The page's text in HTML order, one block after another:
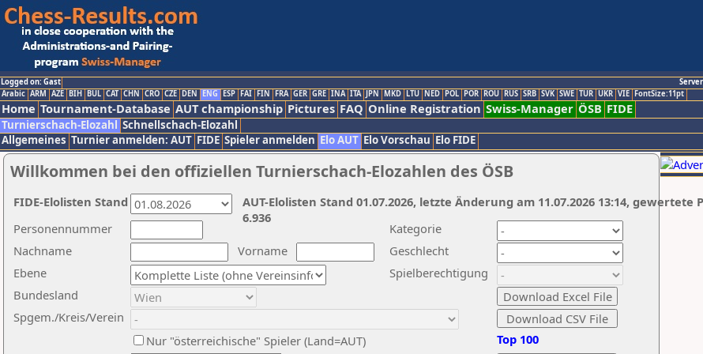
Logged on: Gast
Arabic ARM AZE BIH BUL CAT CHN CRO CZE DEN ENG ESP FAI FIN FRA GER GRE INA ITA JPN MKD LTU NED POL POR ROU RUS SRB SVK SWE TUR UKR VIE FontSize:11pt
Home Tournament-Database AUT championship Pictures FAQ Online Registration Swiss-Manager ÖSB FIDE
Turnierschach-Elozahl Schnellschach-Elozahl
Allgemeines Turnier anmelden: AUT FIDE Spieler anmelden Elo AUT Elo Vorschau Elo FIDE
Willkommen bei den offiziellen Turnierschach-Elozahlen des ÖSB
Nachname
Vorname
Ebene
Kategorie
Personennummer
Bundesland
Spgem./Kreis/Verein
Geschlecht
Nur "österreichische" Spieler (Land=AUT)
Spielberechtigung
Top 100
AUT-Elolisten Stand 01.07.2026, letzte Änderung am 11.07.2026 13:14, gewertete
6.936
FIDE-Elolisten Stand